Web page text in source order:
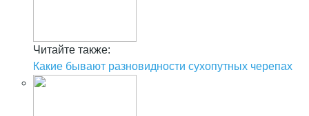
Читайте также:
Какие бывают разновидности сухопутных черепах